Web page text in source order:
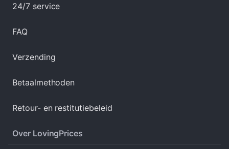
24/7 service
FAQ
Verzending
Betaalmethoden
Retour- en restitutiebeleid
Over LovingPrices